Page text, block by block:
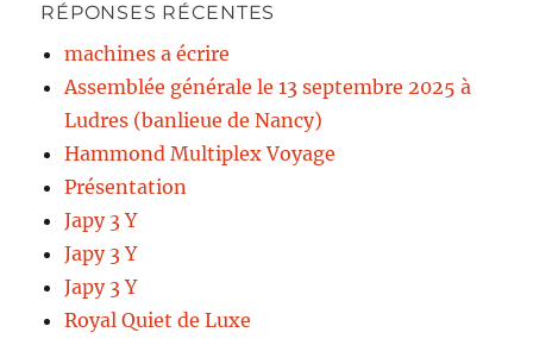
RÉPONSES RÉCENTES
machines a écrire
Assemblée générale le 13 septembre 2025 à
Ludres (banlieue de Nancy)
Hammond Multiplex Voyage
Présentation
Japy 3 Y
Japy 3 Y
Japy 3 Y
Royal Quiet de Luxe